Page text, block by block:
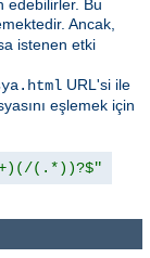
edebilirler. Bu
Ancak,
istenen etki
URL'si ile
eşlemek için
(.*))?$"